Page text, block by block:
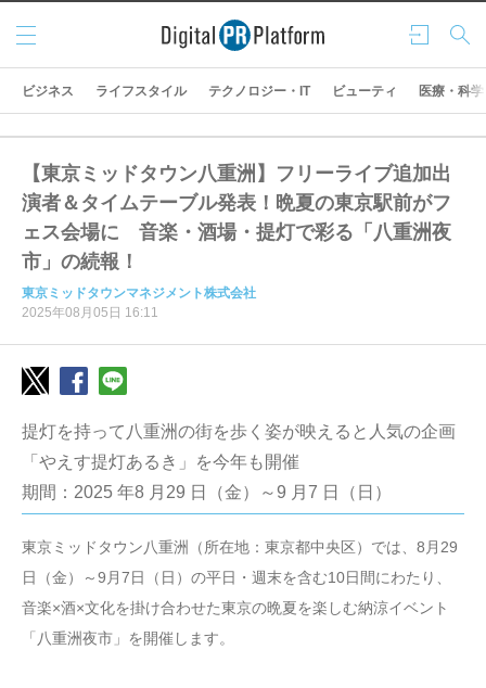
ログ
イン
検索
メニ
ュー
ビジネス ライフスタイル テクノロジー・IT ビューティ 医療・科学
【東京ミッドタウン八重洲】フリーライブ追加出
演者＆タイムテーブル発表！晩夏の東京駅前がフ
ェス会場に 音楽・酒場・提灯で彩る「八重洲夜
市」の続報！
東京ミッドタウンマネジメント株式会社
2025年08月05日 16:11
提灯を持って八重洲の街を歩く姿が映えると人気の企画
「やえす提灯あるき」を今年も開催
期間：2025 年8 月29 日（金）～9 月7 日（日）
東京ミッドタウン八重洲（所在地：東京都中央区）では、8月29
日（金）～9月7日（日）の平日・週末を含む10日間にわたり、
音楽×酒×文化を掛け合わせた東京の晩夏を楽しむ納涼イベント
「八重洲夜市」を開催します。